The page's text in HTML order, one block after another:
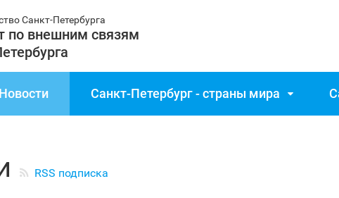
Санкт‑Петербурга
по внешним связям
Новости Санкт‑Петербург - страны мира
RSS подписка